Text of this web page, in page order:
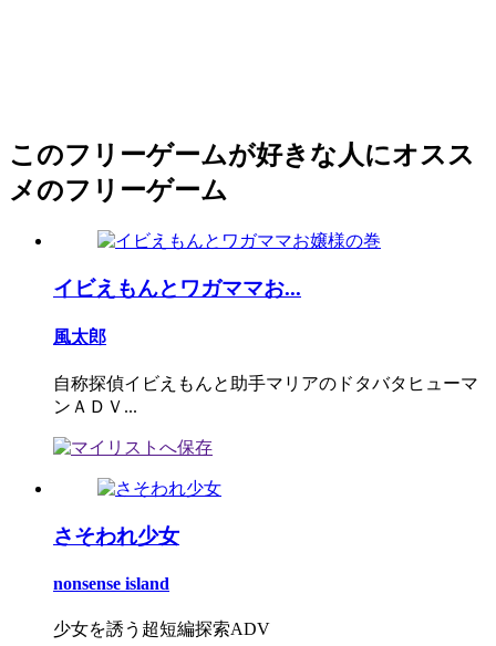
このフリーゲームが好きな人にオスス
メのフリーゲーム
イビえもんとワガママお...
風太郎
自称探偵イビえもんと助手マリアのドタバタヒューマ
ンＡＤＶ...
さそわれ少女
nonsense island
少女を誘う超短編探索ADV